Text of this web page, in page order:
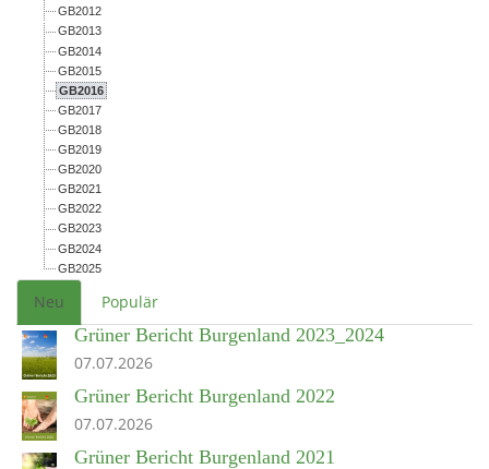
GB2012
GB2013
GB2014
GB2015
GB2016
GB2017
GB2018
GB2019
GB2020
GB2021
GB2022
GB2023
GB2024
GB2025
Neu Populär
Grüner Bericht Burgenland 2023_2024
07.07.2026
Grüner Bericht Burgenland 2022
07.07.2026
Grüner Bericht Burgenland 2021